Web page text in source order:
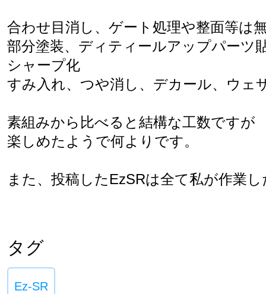
合わせ目消し、ゲート処理や整面等は
部分塗装、ディティールアップパーツ
シャープ化
すみ入れ、つや消し、デカール、ウェ
素組みから比べると結構な工数ですが
楽しめたようで何よりです。
また、投稿したEzSRは全て私が作業
タグ
Ez-SR